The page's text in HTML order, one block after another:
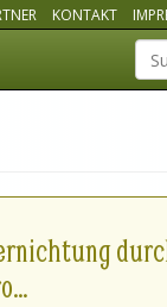
KONTAKT